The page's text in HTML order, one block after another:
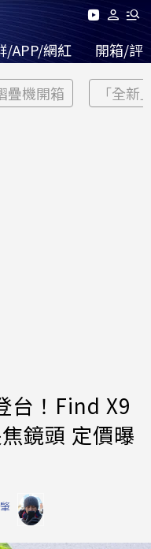
/APP/網紅 開箱/評
疊機開箱 「全新
台！Find X9
鏡頭 定價曝